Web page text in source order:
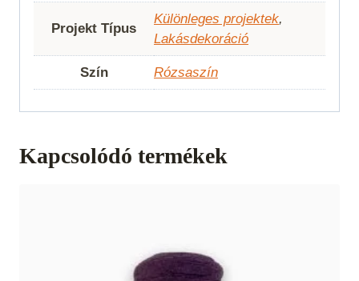
Projekt Típus
Különleges projektek,
Lakásdekoráció
Szín Rózsaszín
Kapcsolódó termékek